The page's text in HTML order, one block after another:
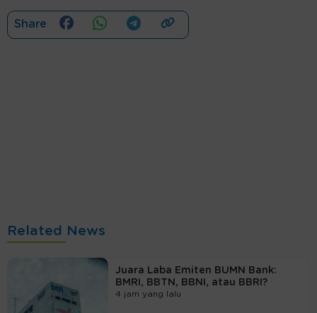
Share
Related News
Juara Laba Emiten BUMN Bank:
BMRI, BBTN, BBNI, atau BBRI?
4 jam yang lalu